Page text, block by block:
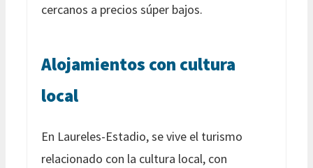
cercanos a precios súper bajos.
Alojamientos con cultura
local
En Laureles-Estadio, se vive el turismo
relacionado con la cultura local, con